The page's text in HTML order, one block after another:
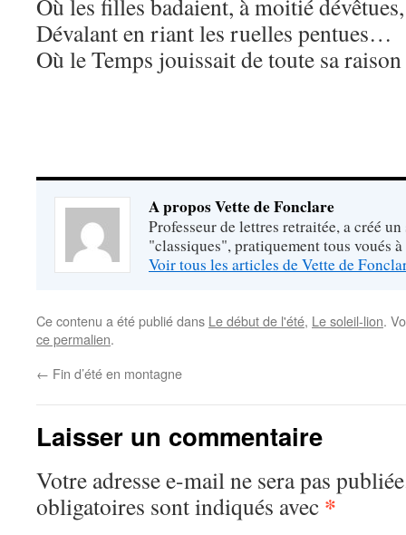
Où les filles badaient, à moitié dévêtues,
Dévalant en riant les ruelles pentues…
Où le Temps jouissait de toute sa
A propos Vette de Fonclare
Professeur de lettres retraitée, a créé
"classiques", pratiquement tous voués
Voir tous les articles de Vette de
Ce contenu a été publié dans Le début de l'été, Le soleil-lion.
ce permalien.
← Fin d’été en montagne
Laisser un commentaire
Votre adresse e-mail ne sera pas
obligatoires sont indiqués avec *